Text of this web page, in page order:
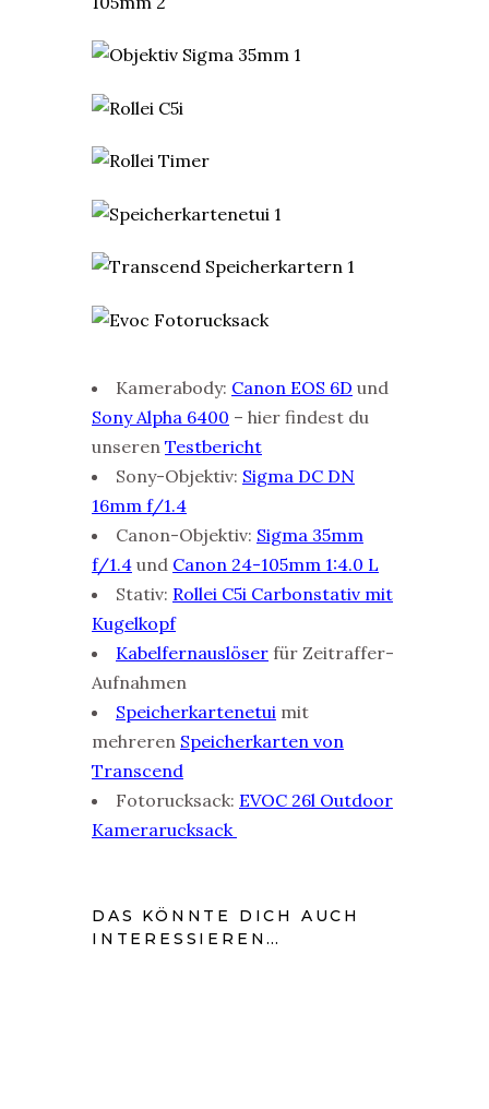
Kamerabody: Canon EOS 6D und
Sony Alpha 6400 – hier findest du
unseren Testbericht
Sony-Objektiv: Sigma DC DN
16mm f/1.4
Canon-Objektiv: Sigma 35mm
f/1.4 und Canon 24-105mm 1:4.0 L
Stativ: Rollei C5i Carbonstativ mit
Kugelkopf
Kabelfernauslöser für Zeitraffer-
Aufnahmen
Speicherkartenetui mit
mehreren Speicherkarten von
Transcend
Fotorucksack: EVOC 26l Outdoor
Kamerarucksack
DAS KÖNNTE DICH AUCH
INTERESSIEREN…